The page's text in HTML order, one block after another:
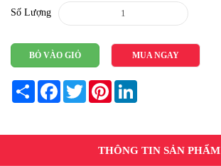
Số Lượng
BỎ VÀO GIỎ MUA NGAY
Share FacebookTwitterPinterest
THÔNG TIN SẢN PHẨM